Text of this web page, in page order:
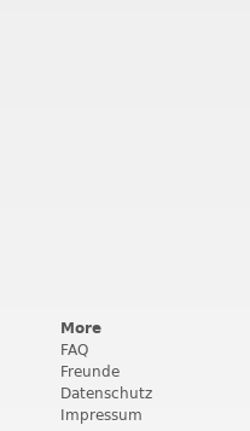
More
FAQ
Freunde
Datenschutz
Impressum